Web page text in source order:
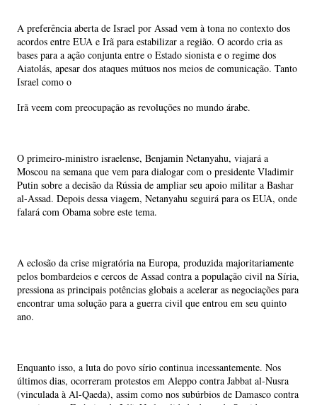
A preferência aberta de Israel por Assad vem à tona no contexto dos
acordos entre EUA e Irã para estabilizar a região. O acordo cria as
bases para a ação conjunta entre o Estado sionista e o regime dos
Aiatolás, apesar dos ataques mútuos nos meios de comunicação. Tanto
Israel como o
Irã veem com preocupação as revoluções no mundo árabe.
O primeiro-ministro israelense, Benjamin Netanyahu, viajará a
Moscou na semana que vem para dialogar com o presidente Vladimir
Putin sobre a decisão da Rússia de ampliar seu apoio militar a Bashar
al-Assad. Depois dessa viagem, Netanyahu seguirá para os EUA, onde
falará com Obama sobre este tema.
A eclosão da crise migratória na Europa, produzida majoritariamente
pelos bombardeios e cercos de Assad contra a população civil na Síria,
pressiona as principais potências globais a acelerar as negociações para
encontrar uma solução para a guerra civil que entrou em seu quinto
ano.
Enquanto isso, a luta do povo sírio continua incessantemente. Nos
últimos dias, ocorreram protestos em Aleppo contra Jabbat al-Nusra
(vinculada à Al-Qaeda), assim como nos subúrbios de Damasco contra